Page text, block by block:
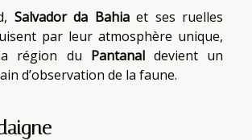
Salvador da Bahiaet ses ruelles
par leur atmosphère unique,
région du Pantanaldevient un
d’observation de la faune.